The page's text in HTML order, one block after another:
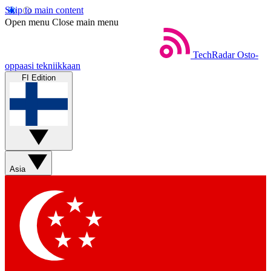
Skip to main content
Open menu Close main menu
TechRadar Osto-
oppaasi tekniikkaan
FI Edition
Asia